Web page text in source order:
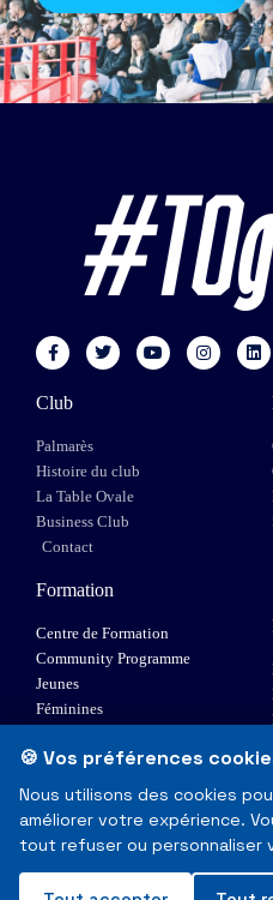
Club
Palmarès
Histoire du club
La Table Ovale
Business Club
Contact
Formation
Centre de Formation
Community Programme
Jeunes
Féminines
Elite 1
© Toulouse Olympique XIII -
🍪 Vos préférences
Nous utilisons des cookies
améliorer votre expérience.
tout refuser ou personnaliser